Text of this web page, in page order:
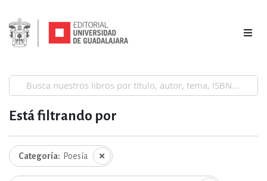
Está filtrando por
Categoría Poesía